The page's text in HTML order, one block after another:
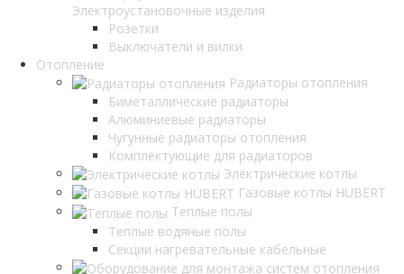
Электроустановочные изделия
Розетки
Выключатели и вилки
Отопление
Радиаторы отопления
Биметаллические радиаторы
Алюминиевые радиаторы
Чугунные радиаторы отопления
Комплектующие для радиаторов
Электрические котлы
Газовые котлы HUBERT
Теплые полы
Теплые водяные полы
Секции нагревательные кабельные